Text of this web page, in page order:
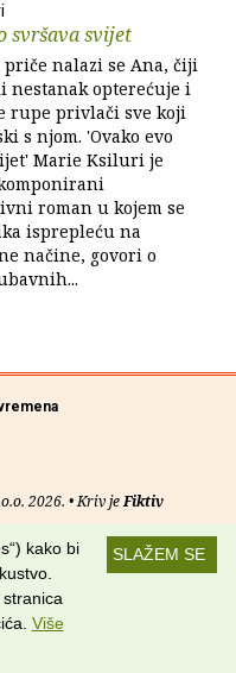
svršava svijet
nalazi se Ana, čiji
nestanak opterećuje i
rupe privlači sve koji
s njom. 'Ovako evo
Marie Ksiluri je
roman u kojem se
isprepleću na
načine, govori o
2026. • Kriv jeFiktiv
•RSS kanaliSLAŽEM SE
kako bi
Više